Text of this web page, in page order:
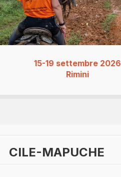
15-19 settembre 2026
Rimini
CILE-MAPUCHE